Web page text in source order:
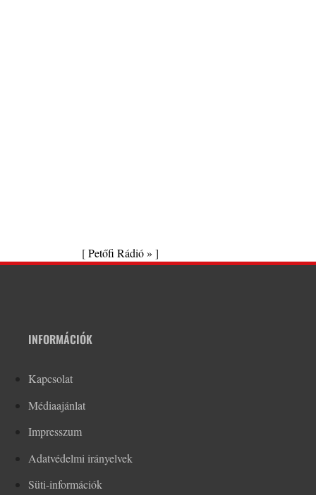
[Petőfi Rádió » ]
INFORMÁCIÓK
Kapcsolat
Médiaajánlat
Impresszum
Adatvédelmi irányelvek
Süti-információk